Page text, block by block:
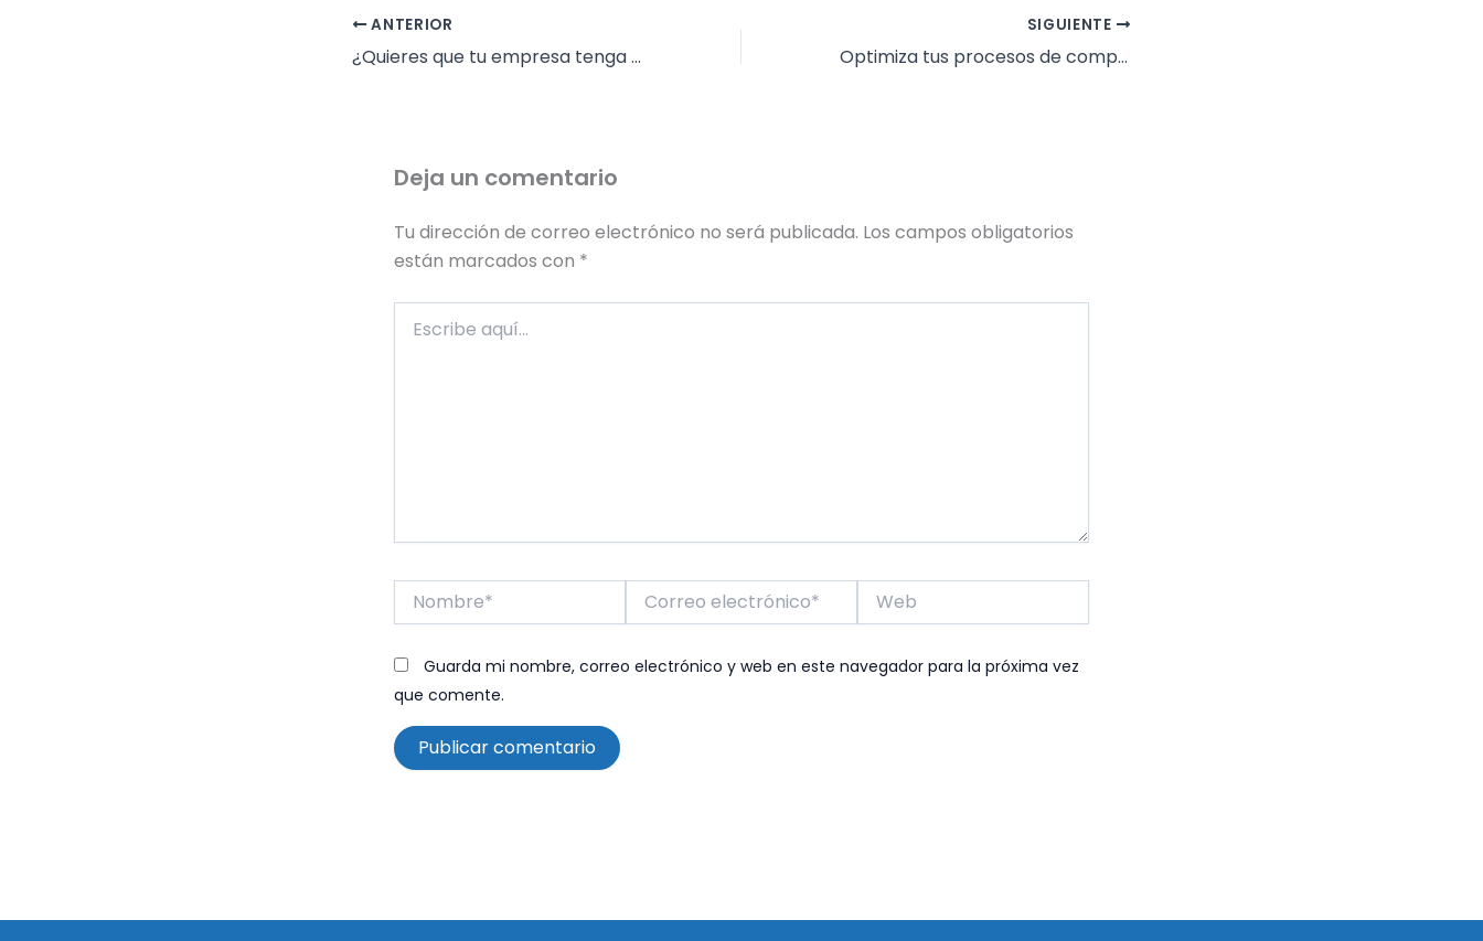
ANTERIOR
¿Quieres que tu empresa tenga un crecimiento sólido? Descubre cómo hacerlo con nuestro módulo de ventas
SIGUIENTE
Optimiza tus procesos de compra con Ofima ERP
Deja un comentario
Tu dirección de correo electrónico no será publicada. Los campos obligatorios
están marcados con *
aquí...
Nombre*
electrónico*
Guarda mi nombre, correo electrónico y web en este navegador para la próxima vez
que comente.